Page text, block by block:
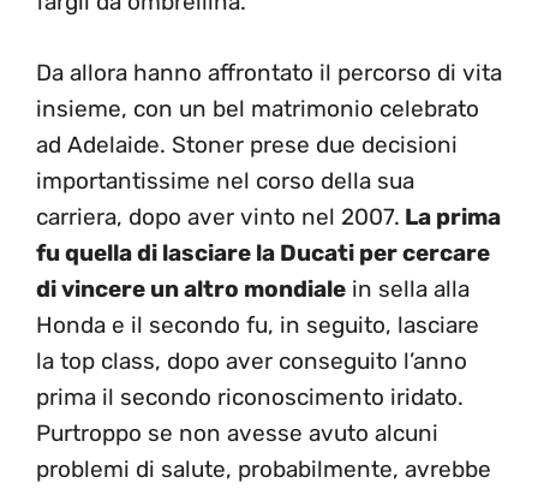
Da allora hanno affrontato il percorso di vita
insieme, con un bel matrimonio celebrato
ad Adelaide. Stoner prese due decisioni
importantissime nel corso della sua
carriera, dopo aver vinto nel 2007. La prima
fu quella di lasciare la Ducati per cercare
di vincere un altro mondiale in sella alla
Honda e il secondo fu, in seguito, lasciare
la top class, dopo aver conseguito l’anno
prima il secondo riconoscimento iridato.
Purtroppo se non avesse avuto alcuni
problemi di salute, probabilmente, avrebbe